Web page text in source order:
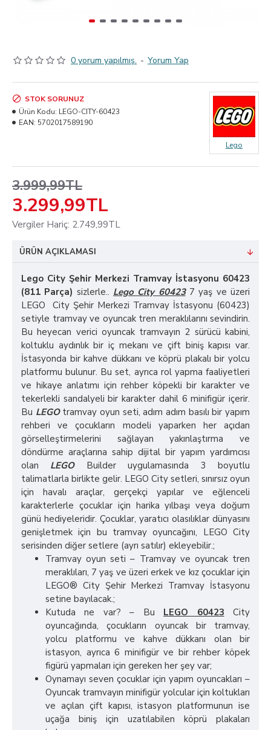
0 yorum yapılmış. - Yorum Yap
3.299,99TL
3.999,99TL
Vergiler Hariç: 2.749,99TL
STOK SORUNUZ
Ürün Kodu: LEGO-CITY-60423
EAN: 5702017589190
Lego
ÜRÜN AÇIKLAMASI
Lego City Şehir Merkezi Tramvay İstasyonu 60423
(811 Parça) sizlerle.. Lego City 604237 yaş ve üzeri
LEGO City Şehir Merkezi Tramvay İstasyonu (60423)
setiyle tramvay ve oyuncak tren meraklılarını sevindirin.
Bu heyecan verici oyuncak tramvayın 2 sürücü kabini,
koltuklu aydınlık bir iç mekanı ve çift biniş kapısı var.
İstasyonda bir kahve dükkanı ve köprü plakalı bir yolcu
platformu bulunur. Bu set, ayrıca rol yapma faaliyetleri
ve hikaye anlatımı için rehber köpekli bir karakter ve
tekerlekli sandalyeli bir karakter dahil 6 minifigür içerir.
Bu LEGOtramvay oyun seti, adım adım basılı bir yapım
rehberi ve çocukların modeli yaparken her açıdan
görselleştirmelerini sağlayan yakınlaştırma ve
döndürme araçlarına sahip dijital bir yapım yardımcısı
olan LEGOBuilder uygulamasında 3 boyutlu
talimatlarla birlikte gelir. LEGO City setleri, sınırsız oyun
için havalı araçlar, gerçekçi yapılar ve eğlenceli
karakterlerle çocuklar için harika yılbaşı veya doğum
günü hediyeleridir. Çocuklar, yaratıcı olasılıklar dünyasını
genişletmek için bu tramvay oyuncağını, LEGO City
serisinden diğer setlere (ayrı satılır) ekleyebilir.;
Tramvay oyun seti – Tramvay ve oyuncak tren
meraklıları, 7 yaş ve üzeri erkek ve kız çocuklar için
LEGO® City Şehir Merkezi Tramvay İstasyonu
setine bayılacak.;
Kutuda ne var? – Bu LEGO 60423 City
oyuncağında, çocukların oyuncak bir tramvay,
yolcu platformu ve kahve dükkanı olan bir
istasyon, ayrıca 6 minifigür ve bir rehber köpek
figürü yapmaları için gereken her şey var;
Oynamayı seven çocuklar için yapım oyuncakları –
Oyuncak tramvayın minifigür yolcular için koltukları
ve açılan çift kapısı, istasyon platformunun ise
uçağa biniş için uzatılabilen köprü plakaları